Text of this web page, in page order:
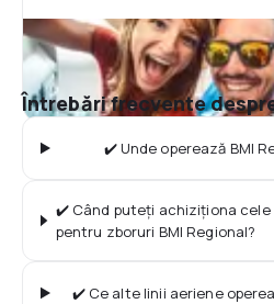
Întrebări frecvente
✔️ Unde operează BMI
✔️ Când puteți achiziționa
pentru zboruri BMI Regional?
✔️ Ce alte linii aeriene